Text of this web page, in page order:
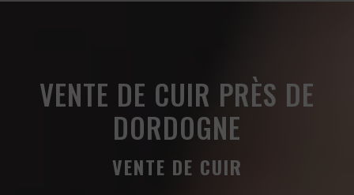
VENTE DE CUIR PRÈS DE
DORDOGNE
VENTE DE CUIR